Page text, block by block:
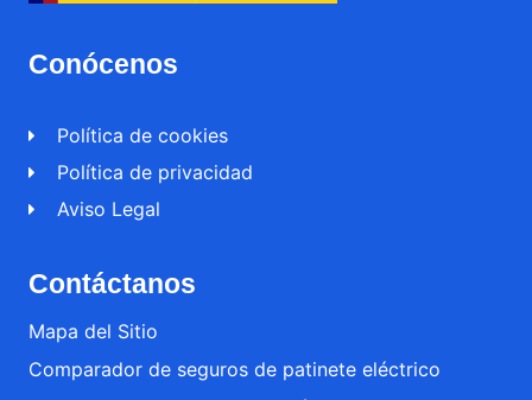
Conócenos
Política de cookies
Política de privacidad
Aviso Legal
Contáctanos
Mapa del Sitio
Comparador de seguros de patinete eléctrico